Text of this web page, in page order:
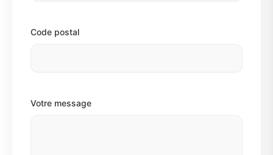
Code postal
Votre message